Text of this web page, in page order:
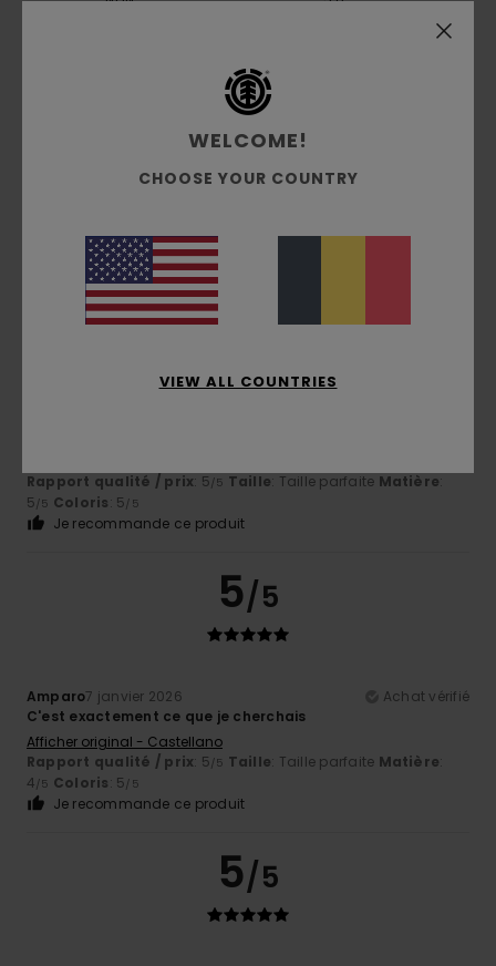
5.0
5 /5
Rapport qualité / prix: 5/5 Taille: Taille parfaite Matière:
5/5 Coloris: 5/5
Je recommande ce produit
5/5
Amparo7 janvier 2026
Achat vérifié
C'est exactement ce que je cherchais
Afficher original - Castellano
Rapport qualité / prix: 5/5 Taille: Taille parfaite Matière:
4/5 Coloris: 5/5
Je recommande ce produit
5/5
WELCOME!
CHOOSE YOUR COUNTRY
VIEW ALL COUNTRIES